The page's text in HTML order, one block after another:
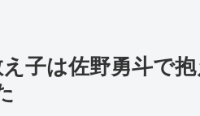
子は佐野勇斗で